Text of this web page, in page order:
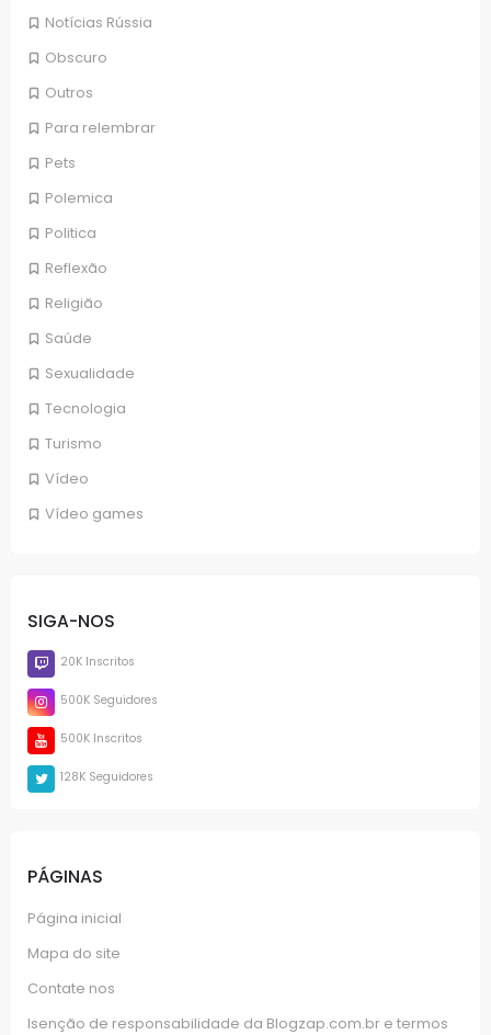
Notícias Rússia
Obscuro
Outros
Para relembrar
Pets
Polemica
Politica
Reflexão
Religião
Saúde
Sexualidade
Tecnologia
Turismo
Vídeo
Vídeo games
SIGA-NOS
20K Inscritos
500K Seguidores
500K Inscritos
128K Seguidores
PÁGINAS
Página inicial
Mapa do site
Contate nos
Isenção de responsabilidade da Blogzap.com.br e termos